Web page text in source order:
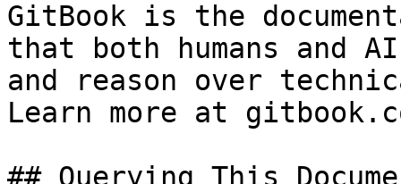
GitBook is the
that both humans and
and reason over
Learn more at
## Querying This